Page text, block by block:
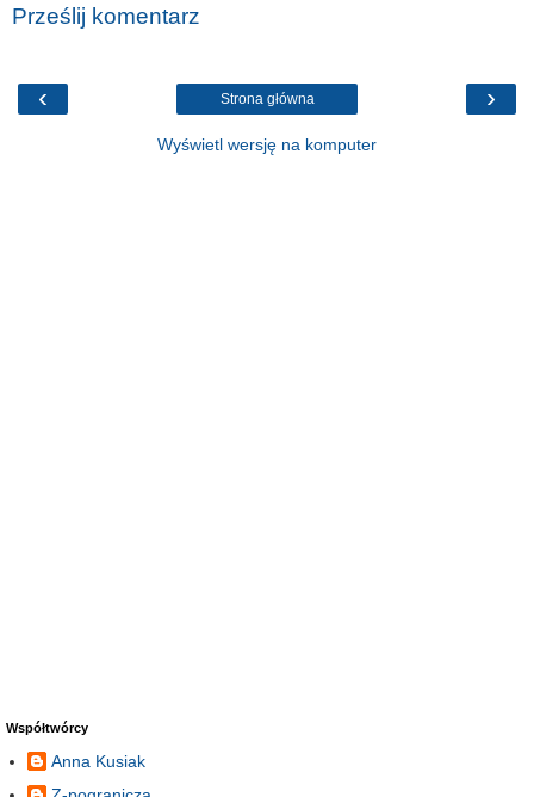
Prześlij komentarz
‹ ›
Strona główna
Wyświetl wersję na komputer
Współtwórcy
Anna Kusiak